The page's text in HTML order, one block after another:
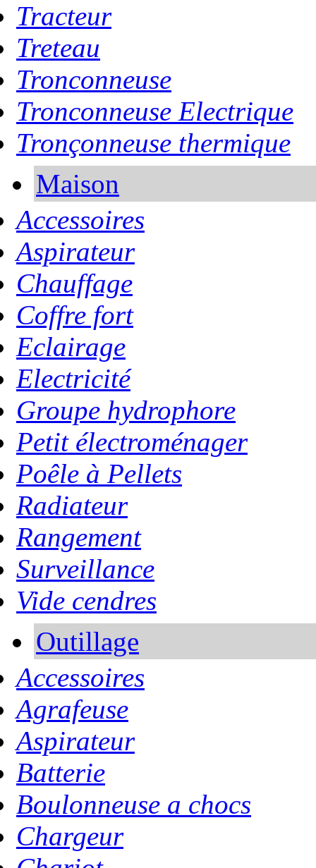
Tracteur
Treteau
Tronconneuse
Tronconneuse Electrique
Tronçonneuse thermique
Maison
Accessoires
Aspirateur
Chauffage
Coffre fort
Eclairage
Electricité
Groupe hydrophore
Petit électroménager
Poêle à Pellets
Radiateur
Rangement
Surveillance
Vide cendres
Outillage
Accessoires
Agrafeuse
Aspirateur
Batterie
Boulonneuse a chocs
Chargeur